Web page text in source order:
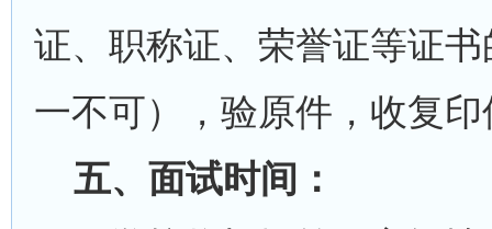
证、职称证、荣誉证等证
一不可），验原件，收复印
五、面试时间：